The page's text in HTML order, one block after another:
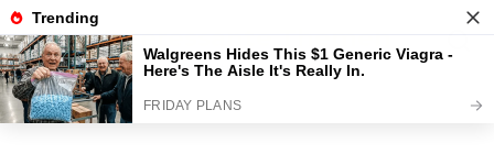
Перейти
к
содержанию
Interessante Themen
Unterhaltungsplattform